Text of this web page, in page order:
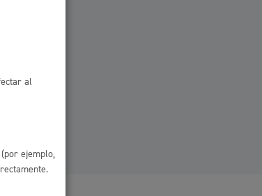
al
ejemplo,